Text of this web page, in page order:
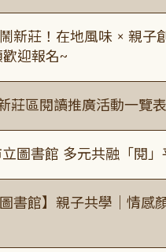
鬧新莊！在地風味 × 親
迎報名~
莊區閱讀推廣活動一覽
立圖書館 多元共融「閱
書館】親子共學｜情感